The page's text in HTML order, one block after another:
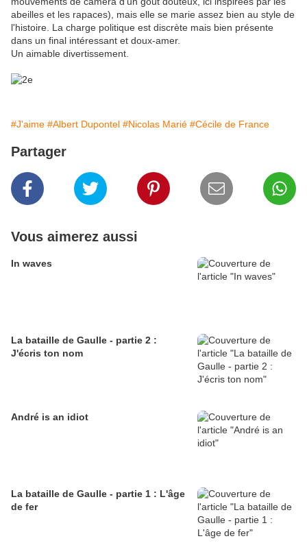
abeilles et les rapaces), mais elle se marie assez bien au style de
l'histoire. La charge politique est discrète mais bien présente
dans un final intéressant et doux-amer.
Un aimable divertissement.
#J'aime #Albert Dupontel #Nicolas Marié #Cécile de France
Partager
Vous aimerez aussi
In waves
La bataille de Gaulle - partie 2 :
J'écris ton nom
André is an idiot
La bataille de Gaulle - partie 1 : L'âge
de fer